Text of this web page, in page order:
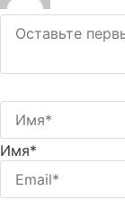
Имя*